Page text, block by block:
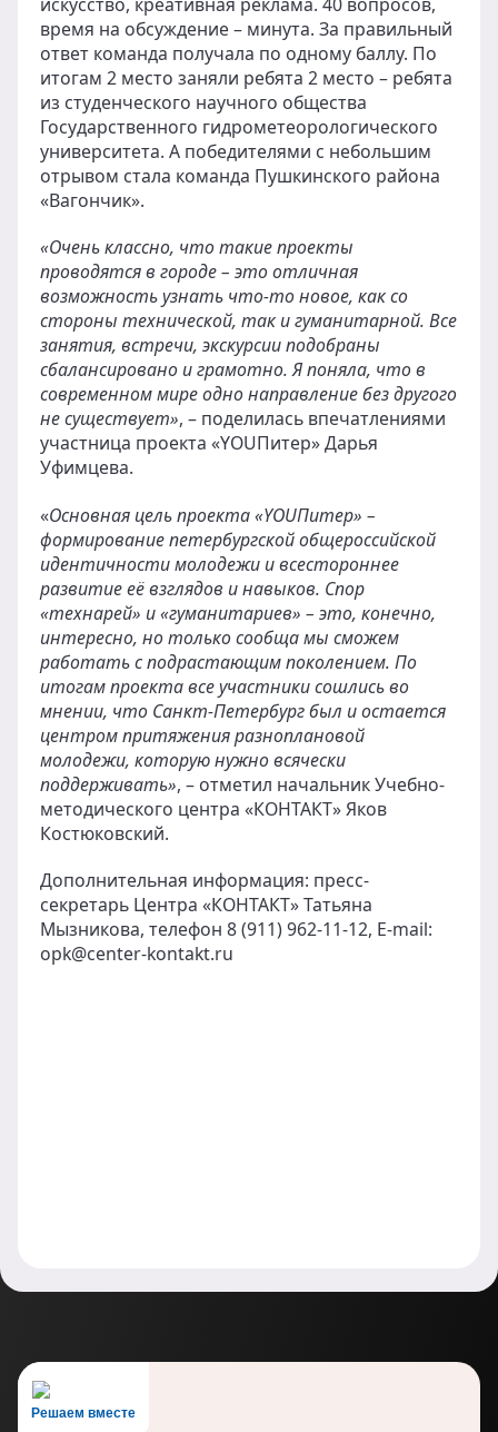
время на обсуждение – минута. За правильный
ответ команда получала по одному баллу. По
итогам 2 место заняли ребята 2 место – ребята
из студенческого научного общества
Государственного гидрометеорологического
университета. А победителями с небольшим
отрывом стала команда Пушкинского района
«Вагончик».
«Очень классно, что такие проекты
проводятся в городе – это отличная
возможность узнать что-то новое, как со
стороны технической, так и гуманитарной. Все
занятия, встречи, экскурсии подобраны
сбалансировано и грамотно. Я поняла, что в
современном мире одно направление без другого
не существует», – поделилась впечатлениями
участница проекта «YOUПитер» Дарья
Уфимцева.
«Основная цель проекта «YOUПитер» –
формирование петербургской общероссийской
идентичности молодежи и всестороннее
развитие её взглядов и навыков. Спор
«технарей» и «гуманитариев» – это, конечно,
интересно, но только сообща мы сможем
работать с подрастающим поколением. По
итогам проекта все участники сошлись во
мнении, что Санкт-Петербург был и остается
центром притяжения разноплановой
молодежи, которую нужно всячески
поддерживать», – отметил начальник Учебно-
методического центра «КОНТАКТ» Яков
Костюковский.
Дополнительная информация: пресс-
секретарь Центра «КОНТАКТ» Татьяна
Мызникова, телефон 8 (911) 962-11-12, E-mail:
opk@center-kontakt.ru
Решаем вместе